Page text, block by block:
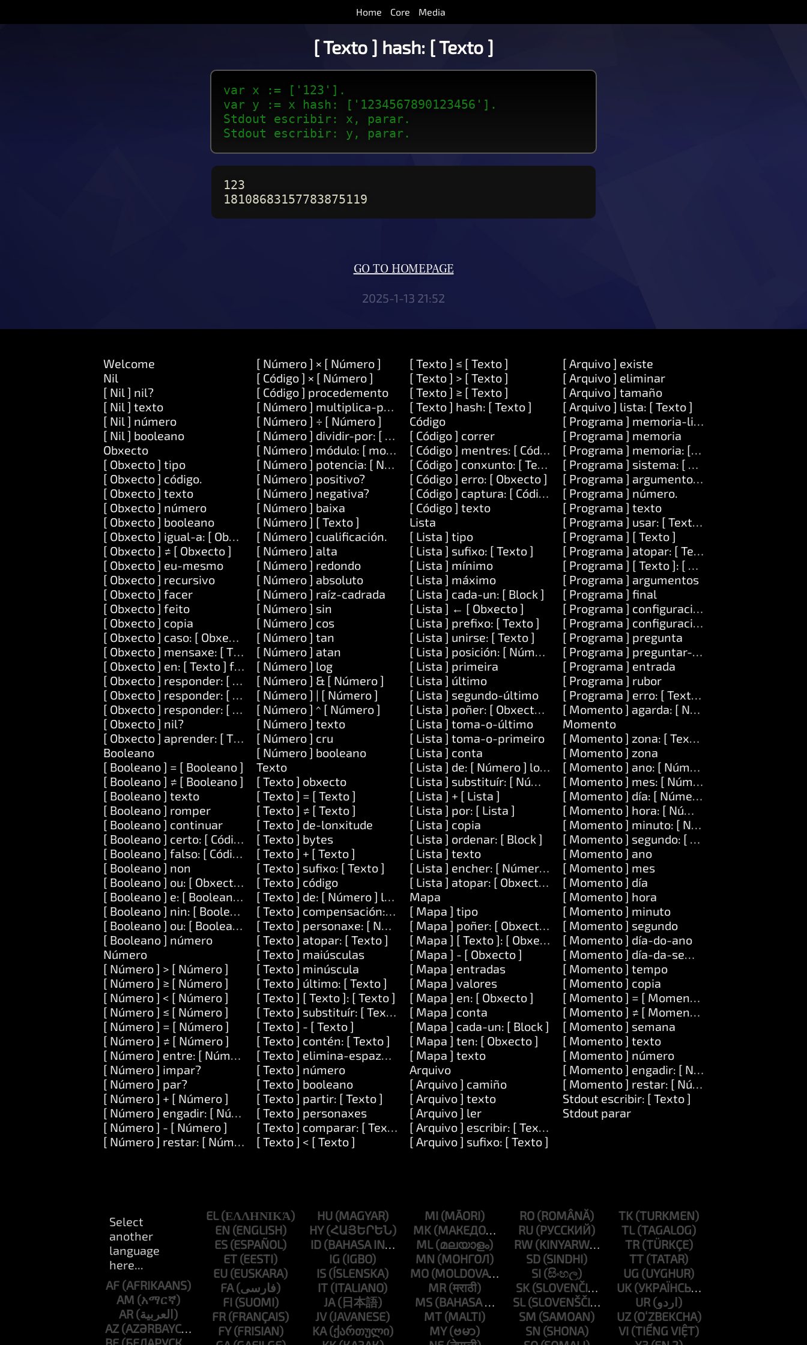
Home Core Media
[ Texto ] hash: [ Texto ]
var x := ['123'].
var y := x hash: ['1234567890123456'].
Stdout escribir: x, parar.
Stdout escribir: y, parar.
123
18108683157783875119
GO TO HOMEPAGE
2025-1-13 21:52
Welcome
Nil
[ Nil ] nil?
[ Nil ] texto
[ Nil ] número
[ Nil ] booleano
Obxecto
[ Obxecto ] tipo
[ Obxecto ] código.
[ Obxecto ] texto
[ Obxecto ] número
[ Obxecto ] booleano
[ Obxecto ] igual-a: [ Obxecto ]
[ Obxecto ] ≠ [ Obxecto ]
[ Obxecto ] eu-mesmo
[ Obxecto ] recursivo
[ Obxecto ] facer
[ Obxecto ] feito
[ Obxecto ] copia
[ Obxecto ] caso: [ Obxecto ] facer: [ Código ]
[ Obxecto ] mensaxe: [ Texto ] argumentos: [ Lista ]
[ Obxecto ] en: [ Texto ] facer: [ Código ]
[ Obxecto ] responder: [ Texto ]
[ Obxecto ] responder: [ Texto ] e: [ Texto ]
[ Obxecto ] responder: [ Texto ] e: [ Texto ] e: [ Texto ]
[ Obxecto ] nil?
[ Obxecto ] aprender: [ Texto ] significa: [ Texto ]
Booleano
[ Booleano ] = [ Booleano ]
[ Booleano ] ≠ [ Booleano ]
[ Booleano ] texto
[ Booleano ] romper
[ Booleano ] continuar
[ Booleano ] certo: [ Código ]
[ Booleano ] falso: [ Código ]
[ Booleano ] non
[ Booleano ] ou: [ Obxecto ] ou: [ Obxecto ]
[ Booleano ] e: [ Booleano ]
[ Booleano ] nin: [ Booleano ]
[ Booleano ] ou: [ Booleano ]
[ Booleano ] número
Número
[ Número ] > [ Número ]
[ Número ] ≥ [ Número ]
[ Número ] < [ Número ]
[ Número ] ≤ [ Número ]
[ Número ] = [ Número ]
[ Número ] ≠ [ Número ]
[ Número ] entre: [ Número ] e: [ Número ]
[ Número ] impar?
[ Número ] par?
[ Número ] + [ Número ]
[ Número ] engadir: [ Número ]
[ Número ] - [ Número ]
[ Número ] restar: [ Número ]
[ Número ] × [ Número ]
[ Código ] × [ Número ]
[ Código ] procedemento
[ Número ] multiplica-por: [ Número ]
[ Número ] ÷ [ Número ]
[ Número ] dividir-por: [ Número ]
[ Número ] módulo: [ modulo ]
[ Número ] potencia: [ Número ]
[ Número ] positivo?
[ Número ] negativa?
[ Número ] baixa
[ Número ] [ Texto ]
[ Número ] cualificación.
[ Número ] alta
[ Número ] redondo
[ Número ] absoluto
[ Número ] raíz-cadrada
[ Número ] sin
[ Número ] cos
[ Número ] tan
[ Número ] atan
[ Número ] log
[ Número ] & [ Número ]
[ Número ] | [ Número ]
[ Número ] ^ [ Número ]
[ Número ] texto
[ Número ] cru
[ Número ] booleano
Texto
[ Texto ] obxecto
[ Texto ] = [ Texto ]
[ Texto ] ≠ [ Texto ]
[ Texto ] de-lonxitude
[ Texto ] bytes
[ Texto ] + [ Texto ]
[ Texto ] sufixo: [ Texto ]
[ Texto ] código
[ Texto ] de: [ Número ] lonxitude: [ Número ]
[ Texto ] compensación: [ Número ]
[ Texto ] personaxe: [ Número ]
[ Texto ] atopar: [ Texto ]
[ Texto ] maiúsculas
[ Texto ] minúscula
[ Texto ] último: [ Texto ]
[ Texto ] [ Texto ]: [ Texto ]
[ Texto ] substituír: [ Texto ] por: [ Texto ]
[ Texto ] - [ Texto ]
[ Texto ] contén: [ Texto ]
[ Texto ] elimina-espazos-circundantes
[ Texto ] número
[ Texto ] booleano
[ Texto ] partir: [ Texto ]
[ Texto ] personaxes
[ Texto ] comparar: [ Texto ]
[ Texto ] < [ Texto ]
[ Texto ] ≤ [ Texto ]
[ Texto ] > [ Texto ]
[ Texto ] ≥ [ Texto ]
[ Texto ] hash: [ Texto ]
Código
[ Código ] correr
[ Código ] mentres: [ Código ]
[ Código ] conxunto: [ Texto ] valor: [ Obxecto ]
[ Código ] erro: [ Obxecto ]
[ Código ] captura: [ Código ]
[ Código ] texto
Lista
[ Lista ] tipo
[ Lista ] sufixo: [ Texto ]
[ Lista ] mínimo
[ Lista ] máximo
[ Lista ] cada-un: [ Block ]
[ Lista ] ← [ Obxecto ]
[ Lista ] prefixo: [ Texto ]
[ Lista ] unirse: [ Texto ]
[ Lista ] posición: [ Número ]
[ Lista ] primeira
[ Lista ] último
[ Lista ] segundo-último
[ Lista ] poñer: [ Obxecto ] en: [ Número ]
[ Lista ] toma-o-último
[ Lista ] toma-o-primeiro
[ Lista ] conta
[ Lista ] de: [ Número ] lonxitude: [ Número ]
[ Lista ] substituír: [ Número ] lonxitude: [ Número ] con: [ Lista ]
[ Lista ] + [ Lista ]
[ Lista ] por: [ Lista ]
[ Lista ] copia
[ Lista ] ordenar: [ Block ]
[ Lista ] texto
[ Lista ] encher: [ Número ] con: [ Obxecto ]
[ Lista ] atopar: [ Obxecto ]
Mapa
[ Mapa ] tipo
[ Mapa ] poñer: [ Obxecto ] en: [ Obxecto ]
[ Mapa ] [ Texto ]: [ Obxecto ]
[ Mapa ] - [ Obxecto ]
[ Mapa ] entradas
[ Mapa ] valores
[ Mapa ] en: [ Obxecto ]
[ Mapa ] conta
[ Mapa ] cada-un: [ Block ]
[ Mapa ] ten: [ Obxecto ]
[ Mapa ] texto
Arquivo
[ Arquivo ] camiño
[ Arquivo ] texto
[ Arquivo ] ler
[ Arquivo ] escribir: [ Texto ]
[ Arquivo ] sufixo: [ Texto ]
[ Arquivo ] existe
[ Arquivo ] eliminar
[ Arquivo ] tamaño
[ Arquivo ] lista: [ Texto ]
[ Programa ] memoria-limpa
[ Programa ] memoria
[ Programa ] memoria: [Number]
[ Programa ] sistema: [ Texto ]
[ Programa ] argumento: [ Número ]
[ Programa ] número.
[ Programa ] texto
[ Programa ] usar: [ Texto ]
[ Programa ] [ Texto ]
[ Programa ] atopar: [ Texto ]
[ Programa ] [ Texto ]: [ Texto ]
[ Programa ] argumentos
[ Programa ] final
[ Programa ] configuración: [ Texto ]
[ Programa ] configuración: [ Texto ] valor: [
[ Programa ] pregunta
[ Programa ] preguntar-contrasinal
[ Programa ] entrada
[ Programa ] rubor
[ Programa ] erro: [ Texto ]
[ Momento ] agarda: [ Número ]
Momento
[ Momento ] zona: [ Texto ]
[ Momento ] zona
[ Momento ] ano: [ Número ]
[ Momento ] mes: [ Número ]
[ Momento ] día: [ Número ]
[ Momento ] hora: [ Número ]
[ Momento ] minuto: [ Número ]
[ Momento ] segundo: [ Número ]
[ Momento ] ano
[ Momento ] mes
[ Momento ] día
[ Momento ] hora
[ Momento ] minuto
[ Momento ] segundo
[ Momento ] día-do-ano
[ Momento ] día-da-semana
[ Momento ] tempo
[ Momento ] copia
[ Momento ] = [ Momento ]
[ Momento ] ≠ [ Momento ]
[ Momento ] semana
[ Momento ] texto
[ Momento ] número
[ Momento ] engadir: [ Número ]
[ Momento ] restar: [ Número ]
Stdout escribir: [ Texto ]
Stdout parar
AF
AM
AR
AZ
EL
EN
ES
ET
EU
FA
FI
FR
FY
HU
HY
ID
IG
IS
IT
JA
JV
KA
MI
MK
ML
MN
MO
MR
MS
MT
MY
RO
RU
RW
SD
SI
SK
SL
SM
SN
TK
TL
TR
TT
UG
UK
UR
UZ
VI